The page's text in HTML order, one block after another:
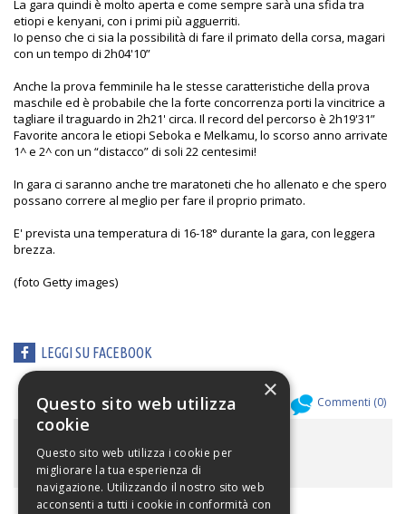
La gara quindi è molto aperta e come sempre sarà una sfida tra
etiopi e kenyani, con i primi più agguerriti.
Io penso che ci sia la possibilità di fare il primato della corsa, magari
con un tempo di 2h04'10”
Anche la prova femminile ha le stesse caratteristiche della prova
maschile ed è probabile che la forte concorrenza porti la vincitrice a
tagliare il traguardo in 2h21' circa. Il record del percorso è 2h19'31”
Favorite ancora le etiopi Seboka e Melkamu, lo scorso anno arrivate
1^ e 2^ con un “distacco” di soli 22 centesimi!
In gara ci saranno anche tre maratoneti che ho allenato e che spero
possano correre al meglio per fare il proprio primato.
E' prevista una temperatura di 16-18° durante la gara, con leggera
brezza.
(foto Getty images)
LEGGI SU FACEBOOK
Allegati ( Commenti (0)
ALLEGATI
×
Questo sito web utilizza
cookie
Questo sito web utilizza i cookie per
migliorare la tua esperienza di
navigazione. Utilizzando il nostro sito web
acconsenti a tutti i cookie in conformità con